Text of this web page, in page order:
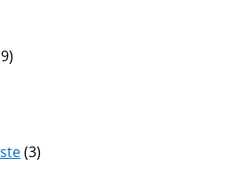
(3)